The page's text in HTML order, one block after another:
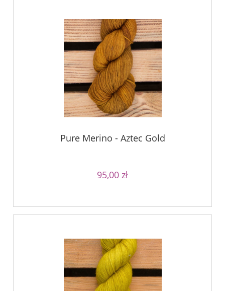
Pure Merino - Aztec Gold
95,00 zł